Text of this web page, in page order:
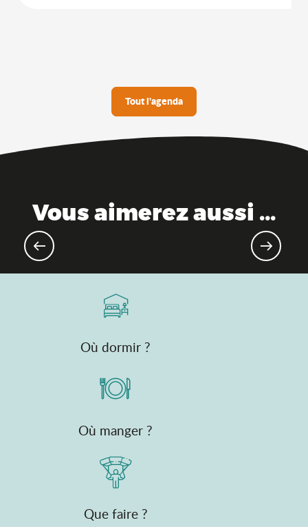
Tout l'agenda
Vous aimerez aussi ...
Evénements gourmands & marchés
Où dormir ?
Où manger ?
Que faire ?